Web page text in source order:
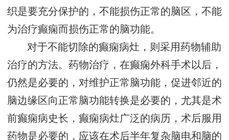
织是要充分保护的，不能损伤正常的脑区，不能
为治疗癫痫而损伤正常的脑功能。
对于不能切除的癫痫病灶，则采用药物辅助
治疗的方法。药物治疗，在癫痫外科手术以后，
仍然是必要的，对维护正常脑功能，促进邻近的
脑边缘区向正常脑功能转换是必要的，尤其是术
前癫痫病史长，癫痫病灶广泛的病历，术后服用
药物是必要的，应该在术后半年复杂脑电和脑的